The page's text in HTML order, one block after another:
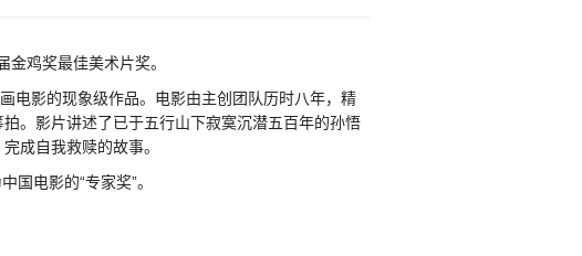
鸡奖最佳美术片奖。
电影的现象级作品。电影由主创团队历时八年，精
。影片讲述了已于五行山下寂寞沉潜五百年的孙悟
成自我救赎的故事。
电影的“专家奖”。